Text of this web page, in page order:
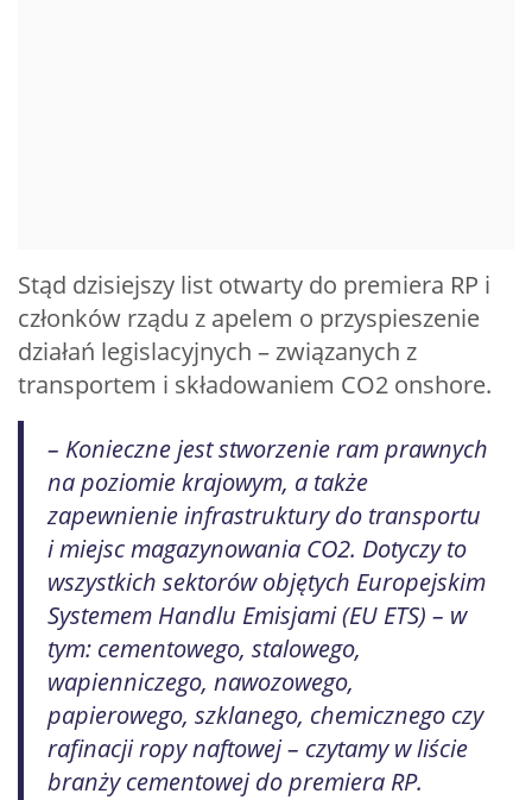
Stąd dzisiejszy list otwarty do premiera RP i
członków rządu z apelem o przyspieszenie
działań legislacyjnych – związanych z
transportem i składowaniem CO2 onshore.
– Konieczne jest stworzenie ram prawnych
na poziomie krajowym, a także
zapewnienie infrastruktury do transportu
i miejsc magazynowania CO2. Dotyczy to
wszystkich sektorów objętych Europejskim
Systemem Handlu Emisjami (EU ETS) – w
tym: cementowego, stalowego,
wapienniczego, nawozowego,
papierowego, szklanego, chemicznego czy
rafinacji ropy naftowej – czytamy w liście
branży cementowej do premiera RP.